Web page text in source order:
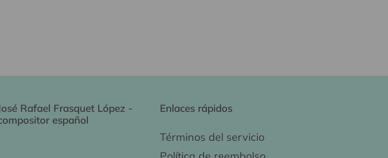
Rafael Frasquet López -
español
Enlaces rápidos
Términos del servicio